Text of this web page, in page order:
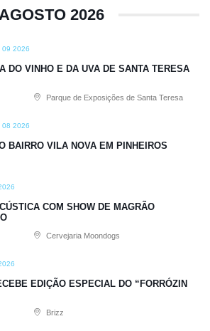
AGOSTO 2026
09 2026
DO VINHO E DA UVA DE SANTA TERESA
Parque de Exposições de Santa Teresa
08 2026
BAIRRO VILA NOVA EM PINHEIROS
COM SHOW DE MAGRÃO
Cervejaria Moondogs
EDIÇÃO ESPECIAL DO “FORRÓZIN
Brizz